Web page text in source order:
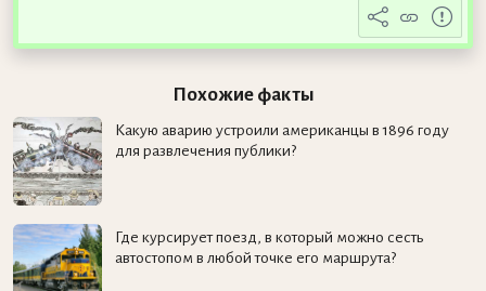
Похожие факты
Какую аварию устроили американцы в 1896 году
для развлечения публики?
Где курсирует поезд, в который можно сесть
автостопом в любой точке его маршрута?